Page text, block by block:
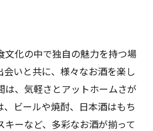
文化の中で独自の魅力を持つ場
会いと共に、様々なお酒を楽し
は、気軽さとアットホームさが
、ビールや焼酎、日本酒はもち
キーなど、多彩なお酒が揃って